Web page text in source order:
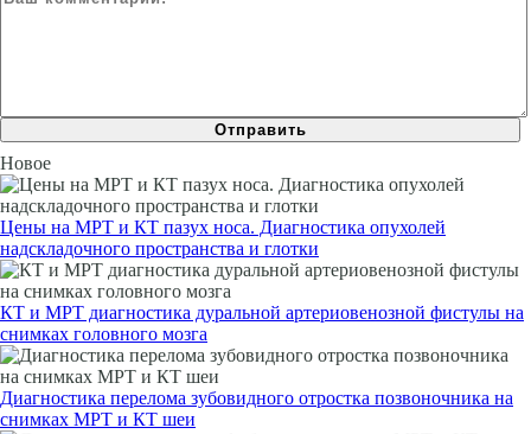
Новое
Цены на МРТ и КТ пазух носа. Диагностика опухолей
надскладочного пространства и глотки
КТ и МРТ диагностика дуральной артериовенозной фистулы на
снимках головного мозга
Диагностика перелома зубовидного отростка позвоночника на
снимках МРТ и КТ шеи